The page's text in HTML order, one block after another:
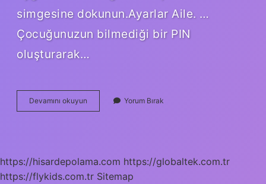
simgesine dokunun.Ayarlar Aile. …
Çocuğunuzun bilmediği bir PIN
oluşturarak…
Devamını okuyun Telefondan
Cocuk
Yorum Bırak
https://hisardepolama.com https://globaltek.com.tr
https://flykids.com.tr Sitemap